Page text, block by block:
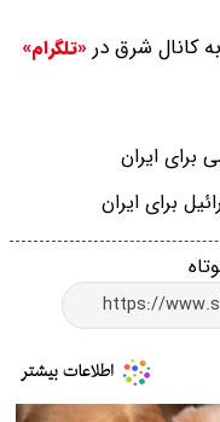
کانال شرق در «تلگرام»
برای ایران
برای ایران